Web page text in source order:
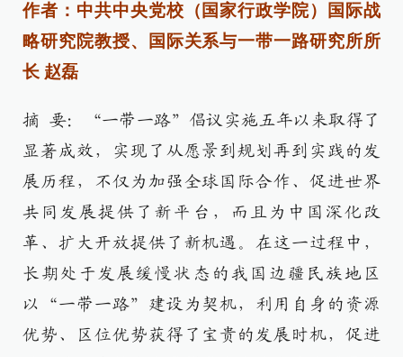
作者：中共中央党校（国家行政学院）国际战
略研究院教授、国际关系与一带一路研究所所
长 赵磊
摘 要：“一带一路”倡议实施五年以来取得了
显著成效，实现了从愿景到规划再到实践的发
展历程，不仅为加强全球国际合作、促进世界
共同发展提供了新平台，而且为中国深化改
革、扩大开放提供了新机遇。在这一过程中，
长期处于发展缓慢状态的我国边疆民族地区
以“一带一路”建设为契机，利用自身的资源
优势、区位优势获得了宝贵的发展时机，促进